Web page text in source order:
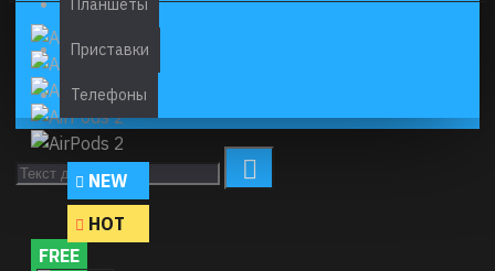
Планшеты
Приставки
Телефоны
NEW
HOT
FREE